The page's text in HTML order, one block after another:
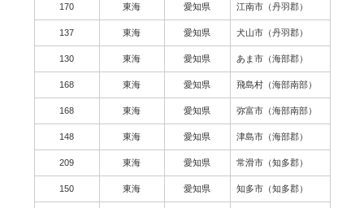
170 東海 愛知県 江南市（丹羽郡）
137 東海 愛知県 犬山市（丹羽郡）
130 東海 愛知県 あま市（海部郡）
168 東海 愛知県 飛島村（海部南部）
168 東海 愛知県 弥富市（海部南部）
148 東海 愛知県 津島市（海部郡）
209 東海 愛知県 常滑市（知多郡）
150 東海 愛知県 知多市（知多郡）